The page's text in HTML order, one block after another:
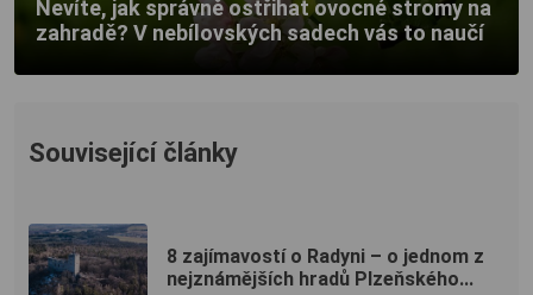
Nevíte, jak správně ostřihat ovocné stromy na
zahradě? V nebílovských sadech vás to naučí
Související články
8 zajímavostí o Radyni – o jednom z
nejznámějších hradů Plzeňského...